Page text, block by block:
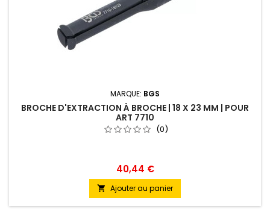
MARQUE: BGS
BROCHE D'EXTRACTION À BROCHE | 18 X 23 MM | POUR
ART 7710
(0)
40,44 €
 Ajouter au panier